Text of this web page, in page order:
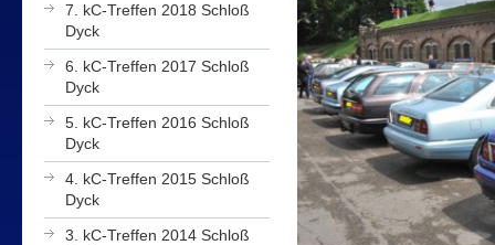
7. kC-Treffen 2018 Schloß
Dyck
6. kC-Treffen 2017 Schloß
Dyck
5. kC-Treffen 2016 Schloß
Dyck
4. kC-Treffen 2015 Schloß
Dyck
3. kC-Treffen 2014 Schloß